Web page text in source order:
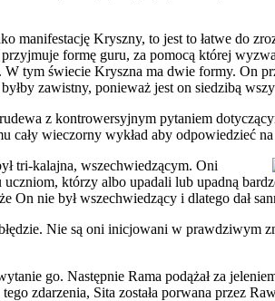
manifestację Kryszny, to jest to łatwe do
formę guru, za pomocą której
tym świecie Kryszna ma dwie formy. On
zawistny, ponieważ jest on siedzibą
z kontrowersyjnym pytaniem
cały wieczorny wykład aby odpowiedzieć
tri-kalajna, wszechwiedzącym. Oni
którzy albo upadali lub upadną
nie był wszechwiedzący i dlatego dał
Nie są oni inicjowani w prawdziwym
go. Następnie Rama podążał za
zdarzenia, Sita została porwana przez